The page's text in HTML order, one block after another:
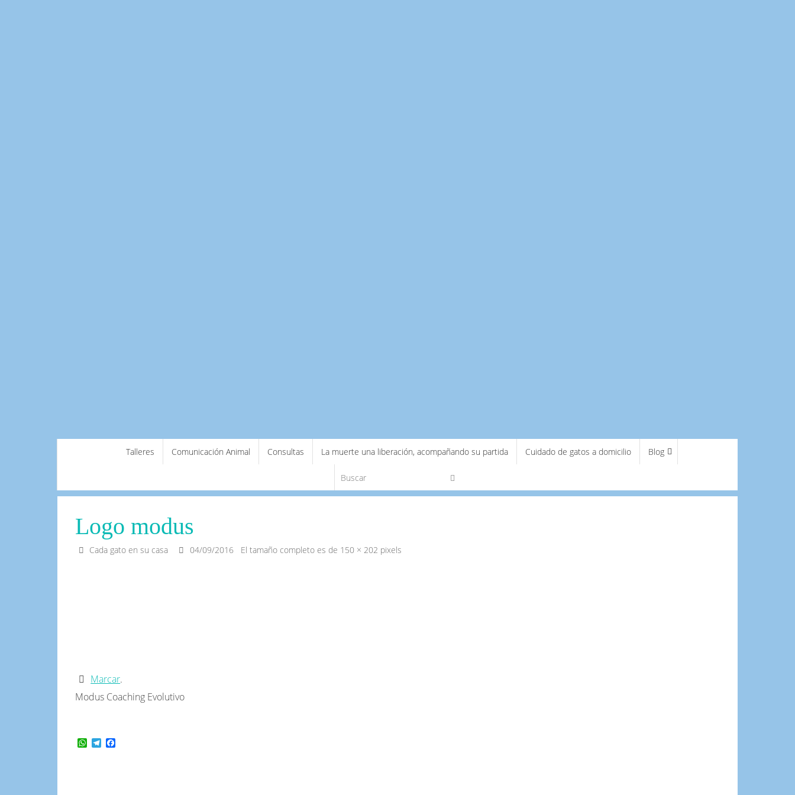
Talleres Comunicación Animal Consultas La muerte una liberación, acompañando su partida Cuidado de gatos a domicilio Blog
Buscar
Logo modus
Cada gato en su casa 04/09/2016 El tamaño completo es de 150 × 202 pixels
Marcar.
Modus Coaching Evolutivo
WhatsApp
Telegram